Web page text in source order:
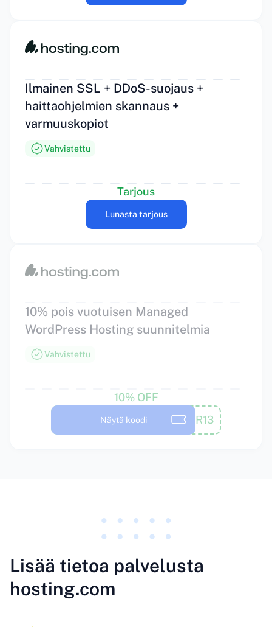
Ilmainen SSL + DDoS-suojaus +
haittaohjelmien skannaus +
varmuuskopiot
Vahvistettu
Tarjous
Lunasta tarjous
10% pois vuotuisen Managed
WordPress Hosting suunnitelmia
Vahvistettu
10% OFF
MWP10X-APR13
Näytä koodi
Lisää tietoa palvelusta
hosting.com